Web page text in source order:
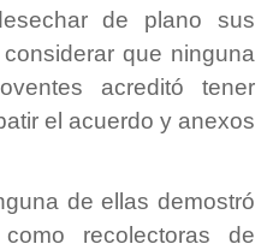
de plano sus
que ninguna
acreditó tener
el acuerdo y anexos
de ellas demostró
recolectoras de